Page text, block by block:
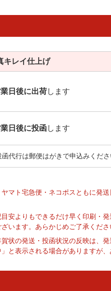
キレイ仕上げ
日後に出荷します
日後に投函します
代行は郵便はがきで申込みくだ
マト宅急便・ネコポスともに発
安よりもできるだけ早く印刷・
います。あらかじめご了承くださ
状の発送・投函状況の反映は、
と表示される場合がありますが、